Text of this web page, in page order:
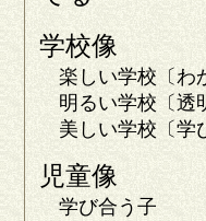
学校像
楽しい学校〔わ
明るい学校〔透
美しい学校〔学
児童像
学び合う子